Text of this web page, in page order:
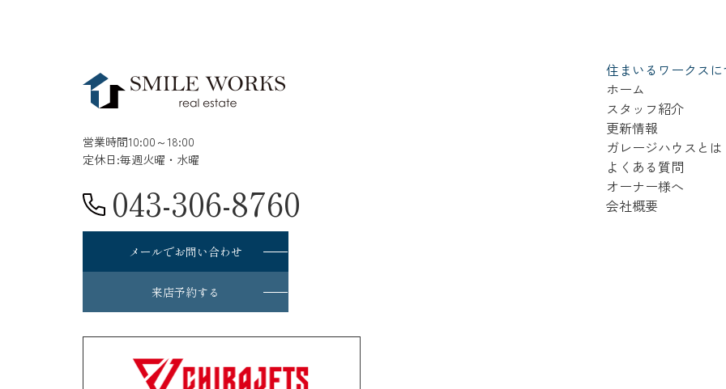
営業時間10:00～18:00
定休日:毎週火曜・水曜
043-306-8760
メールでお問い合わせ
来店予約する
住まいるワークス
ホーム
スタッフ紹介
更新情報
ガレージハウスとは
よくある質問
オーナー様へ
会社概要